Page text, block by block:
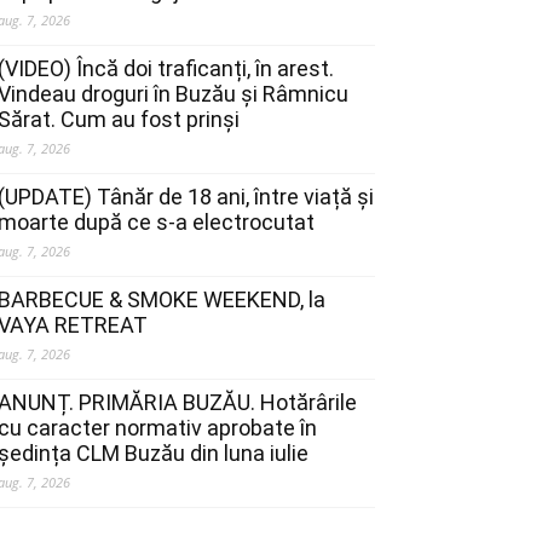
7, 2026
Încă doi traficanți, în arest.
droguri în Buzău și Râmnicu
Cum au fost prinși
7, 2026
Tânăr de 18 ani, între viață și
după ce s-a electrocutat
7, 2026
& SMOKE WEEKEND, la
RETREAT
7, 2026
PRIMĂRIA BUZĂU. Hotărârile
caracter normativ aprobate în
CLM Buzău din luna iulie
7, 2026